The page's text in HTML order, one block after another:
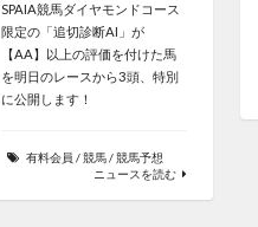
SPAIA競馬ダイヤモンドコース
限定の「追切診断AI」が
【AA】以上の評価を付けた馬
を明日のレースから3頭、特別
に公開します！
有料会員 /競馬/競馬予想
ニュースを読む